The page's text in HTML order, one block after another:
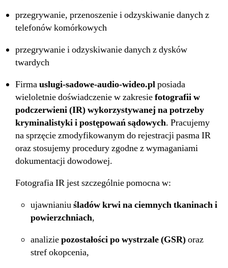
przegrywanie, przenoszenie i odzyskiwanie danych z
telefonów komórkowych
przegrywanie i odzyskiwanie danych z dysków
twardych
Firmauslugi-sadowe-audio-wideo.plposiada
wieloletnie doświadczenie w zakresiefotografii w
podczerwieni (IR) wykorzystywanej na potrzeby
kryminalistyki i postępowań sądowych. Pracujemy
na sprzęcie zmodyfikowanym do rejestracji pasma IR
oraz stosujemy procedury zgodne z wymaganiami
dokumentacji dowodowej.
Fotografia IR jest szczególnie pomocna w:
ujawnianiuśladów krwi na ciemnych tkaninach i
powierzchniach,
analiziepozostałości po wystrzale (GSR)oraz
stref okopcenia,